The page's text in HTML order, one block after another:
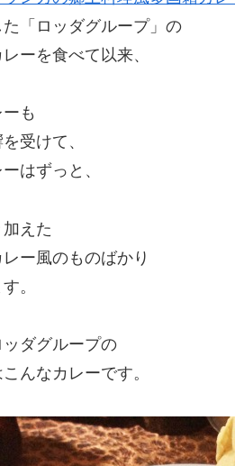
「ロッダグループ」の
ーを食べて以来、
も
受けて、
はずっと、
えた
ー風のものばかり
。
ダグループの
んなカレーです。